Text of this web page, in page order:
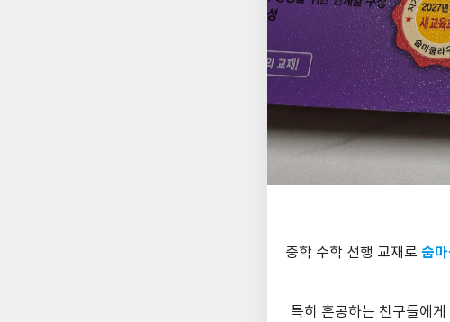
중학 수학 선행 교재로 숨
특히 혼공하는 친구들에